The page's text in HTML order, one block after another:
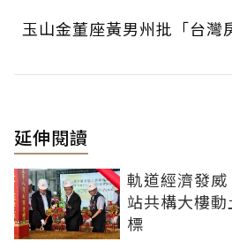
玉山金董座黃男州批「台灣
延伸閱讀
軌道經濟發
站共構大樓
標